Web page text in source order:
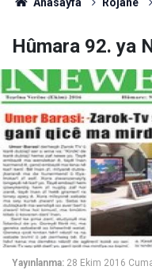
Hûmara 92. ya
Yayınlanma: 28 Ekim 2016